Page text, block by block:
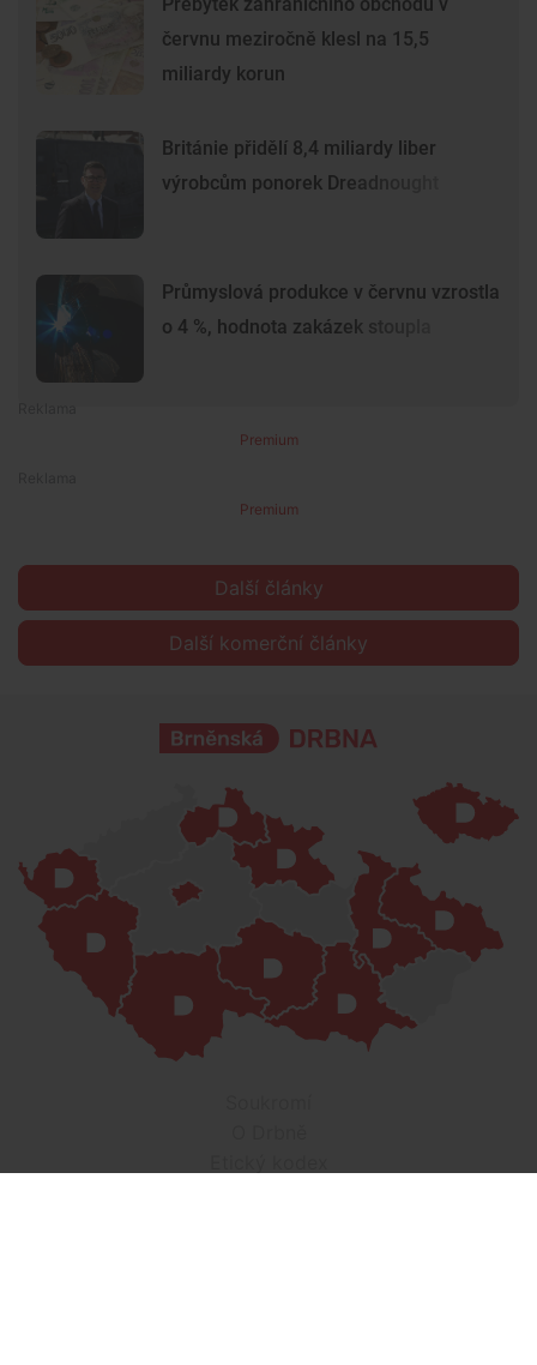
červnu meziročně klesl na 15,5
miliardy korun
Británie přidělí 8,4 miliardy liber
výrobcům ponorek Dreadnought
Průmyslová produkce v červnu vzrostla
o 4 %, hodnota zakázek stoupla
Premium
Premium
Další články
Další komerční články